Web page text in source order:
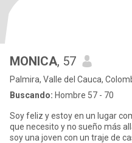
MONICA, 57
Palmira, Valle del Cauca,
Buscando: Hombre 57 - 70
Soy feliz y estoy en un lugar
que necesito y no sueño más
soy una joven con un traje de